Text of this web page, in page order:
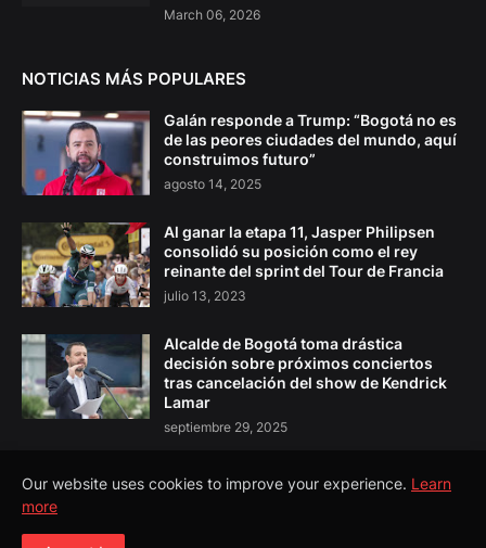
March 06, 2026
NOTICIAS MÁS POPULARES
Galán responde a Trump: “Bogotá no es
de las peores ciudades del mundo, aquí
construimos futuro”
agosto 14, 2025
Al ganar la etapa 11, Jasper Philipsen
consolidó su posición como el rey
reinante del sprint del Tour de Francia
julio 13, 2023
Alcalde de Bogotá toma drástica
decisión sobre próximos conciertos
tras cancelación del show de Kendrick
Lamar
septiembre 29, 2025
Copyright ©
Our website uses cookies to improve your experience. Learn
more